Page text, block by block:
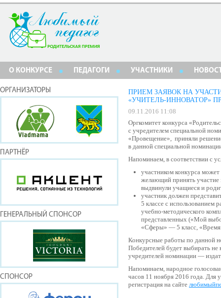
О КОНКУРСЕ ПЕДАГОГИ УЧАСТНИКИ
ОРГАНИЗАТОРЫ
ПАРТНЁР
ГЕНЕРАЛЬНЫЙ СПОНСОР
СПОНСОР
ПРИЕМ ЗАЯВОК НА
«УЧИТЕЛЬ-ИННОВАТОР»
09.11.2016 11:08
Оргкомитет конкурса
с учредителем специальной
«Провещение», приняли
в данной специальной
Напоминаем, в соответствии с
участником конкурса
желающий принять участие
выдвинули учащиеся и
участник должен
5 классе с использованием
учебно-методического
представленных («Мой
«Сферы» — 5 класс, «Время
Конкурсные работы по данной
Победителей будет выбирать не
учредителей номинации —
Напоминаем, народное
часов 11 ноября 2016 года. Для
регистрация на сайте